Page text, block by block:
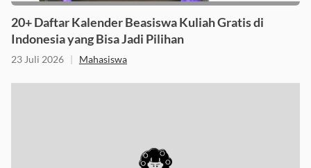
20+ Daftar Kalender Beasiswa Kuliah Gratis di
Indonesia yang Bisa Jadi Pilihan
23 Juli 2026 | Mahasiswa